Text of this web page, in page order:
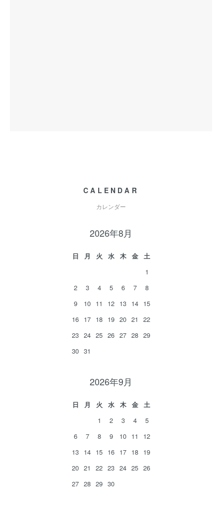
CALENDAR
カレンダー
2026年8月
日 月 火 水 木 金
土
1
2
3 4 5 6 7
8
9
10 11 12 13 14 15
16 17 18 19 20 21
22
23 24 25 26 27 28 29
30 31
2026年9月
日 月 火 水 木 金
土
1
2 3 4
5
6
7 8 9 10 11
12
13 14 15 16 17 18 19
20 21 22 23 24 25 26
27 28 29 30